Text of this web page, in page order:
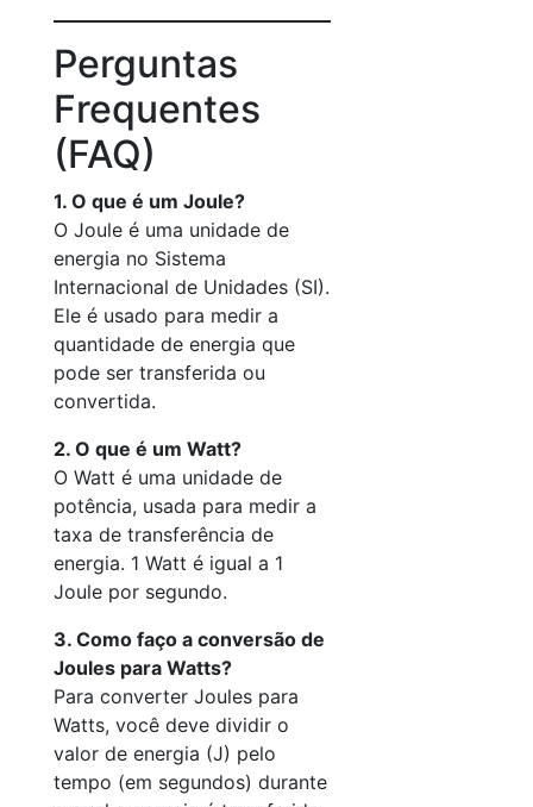
Perguntas
Frequentes
(FAQ)
1. O que é um Joule?
O Joule é uma unidade de
energia no Sistema
Internacional de Unidades (SI).
Ele é usado para medir a
quantidade de energia que
pode ser transferida ou
convertida.
2. O que é um Watt?
O Watt é uma unidade de
potência, usada para medir a
taxa de transferência de
energia. 1 Watt é igual a 1
Joule por segundo.
3. Como faço a conversão de
Joules para Watts?
Para converter Joules para
Watts, você deve dividir o
valor de energia (J) pelo
tempo (em segundos) durante